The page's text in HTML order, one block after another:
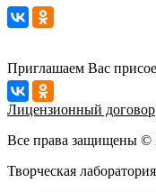
Приглашаем Вас
Лицензионный договор
Все права защищены ©
Творческая